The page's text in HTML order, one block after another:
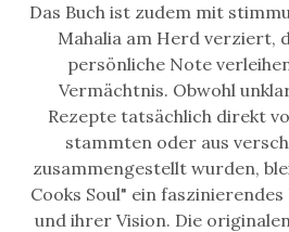
Das Buch ist zudem mit
Mahalia am Herd verziert,
persönliche Note
Vermächtnis. Obwohl
Rezepte tatsächlich direkt
stammten oder aus
zusammengestellt wurden,
Cooks Soul" ein
und ihrer Vision. Die